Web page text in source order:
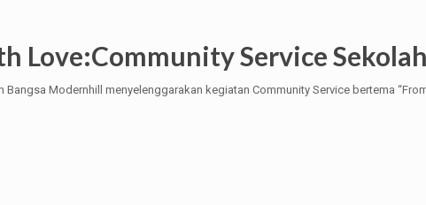
Love:Community Service
Modernhill menyelenggarakan kegiatan Community Service bertema